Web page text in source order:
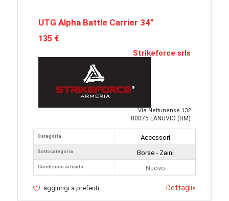
UTG Alpha Battle Carrier 34”
135 €
Strikeforce srls
Via Nettunense 132
00075 LANUVIO (RM)
Categoria
Sottocategoria
Condizioni articolo
Accessori
Borse - Zaini
Nuovo
aggiungi a preferiti Dettagli»